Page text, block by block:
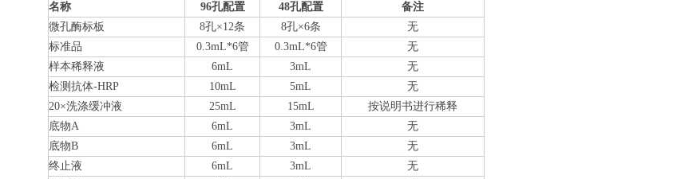
名称
96孔配置 48孔配置
备注
微孔酶标板
8孔×12条 8孔×6条
无
标准品
0.3mL*6管 0.3mL*6管
无
样本稀释液
6mL 3mL
无
检测抗体-HRP
10mL 5mL
无
20×洗涤缓冲液
25mL 15mL
按说明书进行稀释
底物A
6mL 3mL
无
底物B
6mL 3mL
无
终止液
6mL 3mL
无